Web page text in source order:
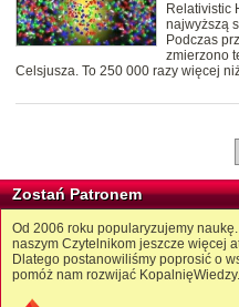
Relativistic
najwyższą
Podczas
zmierzono
Celsjusza. To 250 000 razy więcej
Zostań Patronem
Od 2006 roku popularyzujemy
naszym Czytelnikom jeszcze więcej
Dlatego postanowiliśmy poprosić o
pomóż nam rozwijać KopalnięWiedzy.